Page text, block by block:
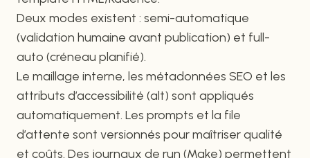
Deux modes existent : semi-automatique
(validation humaine avant publication) et full-
auto (créneau planifié).
Le maillage interne, les métadonnées SEO et les
attributs d’accessibilité (alt) sont appliqués
automatiquement. Les prompts et la file
d’attente sont versionnés pour maîtriser qualité
et coûts. Des journaux de run (Make) permettent